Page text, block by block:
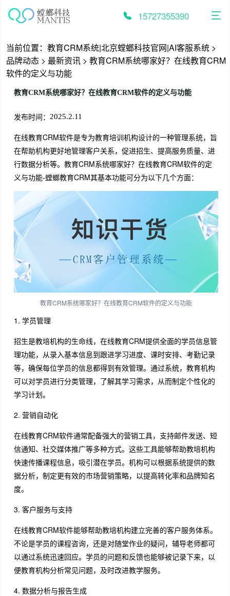
15727355390
当前位置： 教育CRM系统|北京螳螂科技官网|AI客服系统 >
品牌动态 > 最新资讯 > 教育CRM系统哪家好？在线教育CRM
软件的定义与功能
教育CRM系统哪家好？在线教育CRM软件的定义与功能
发布时间： 2025.2.11
在线教育CRM软件是专为教育培训机构设计的一种管理系统，旨
在帮助机构更好地管理客户关系，促进招生、提高服务质量、进
行数据分析等。教育CRM系统哪家好？在线教育CRM软件的定
义与功能-螳螂教育CRM其基本功能可分为以下几个方面：
教育CRM系统哪家好？在线教育CRM软件的定义与功能
1. 学员管理
招生是教培机构的生命线，在线教育CRM提供全面的学员信息管
理功能，从录入基本信息到跟进学习进度、课时安排、考勤记录
等，确保每位学员的信息都得到有效管理。通过系统，教育机构
可以对学员进行分类管理，了解其学习需求，从而制定个性化的
学习计划。
2. 营销自动化
在线教育CRM软件通常配备强大的营销工具，支持邮件发送、短
信通知、社交媒体推广等多种方式。这些工具能够帮助教培机构
快速传播课程信息，吸引潜在学员。机构可以根据系统提供的数
据分析，制定更有效的市场营销策略，以提高转化率和品牌知名
度。
3. 客户服务与支持
在线教育CRM软件能够帮助教培机构建立完善的客户服务体系。
不论是学员的课程咨询，还是对随堂作业的疑问，辅导老师都可
以通过系统迅速回应。学员的问题和反馈也能够被记录下来，以
便教育机构分析常见问题，及时改进教学服务。
4. 数据分析与报告生成